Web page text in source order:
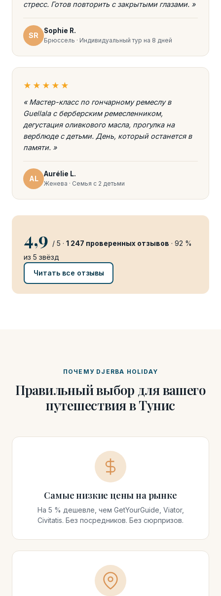
стресс. Готов повторить с закрытыми глазами. »
SR
Sophie R.
Брюссель · Индивидуальный тур на 8 дней
★★★★★
« Мастер-класс по гончарному ремеслу в
Guellala с берберским ремесленником,
дегустация оливкового масла, прогулка на
верблюде с детьми. День, который останется в
памяти. »
AL
Aurélie L.
Женева · Семья с 2 детьми
4,9 / 5 · 1 247 проверенных отзывов · 92 %
из 5 звёзд
Читать все отзывы
ПОЧЕМУ DJERBA HOLIDAY
Правильный выбор для вашего
путешествия в Тунис
Самые низкие цены на рынке
На 5 % дешевле, чем GetYourGuide, Viator,
Civitatis. Без посредников. Без сюрпризов.